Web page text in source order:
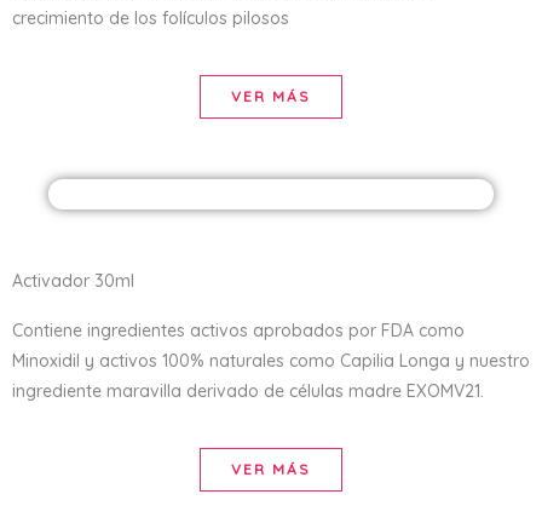
crecimiento de los folículos pilosos
VER MÁS
Activador 30ml
Contiene ingredientes activos aprobados por FDA como
Minoxidil y activos 100% naturales como Capilia Longa y nuestro
ingrediente maravilla derivado de células madre EXOMV21.
VER MÁS